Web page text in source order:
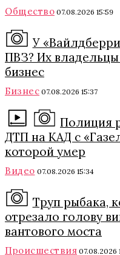
Общество 07.08.2026 15:59
У
ПВЗ? Их владельцы
бизнес
Бизнес 07.08.2026 15:37
Полиция
ДТП на КАД с
которой умер
Видео 07.08.2026 15:34
Труп рыбака,
отрезало голову
вантового моста
Происшествия 07.08.2026